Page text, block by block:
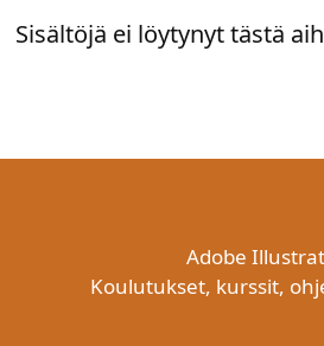
Sisältöjä ei löytynyt tästä
Adobe
Koulutukset, kurssit,